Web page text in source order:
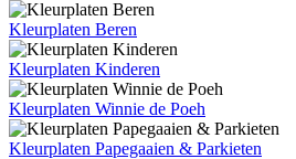
Kleurplaten Beren
Kleurplaten Kinderen
Kleurplaten Winnie de Poeh
Kleurplaten Papegaaien & Parkieten